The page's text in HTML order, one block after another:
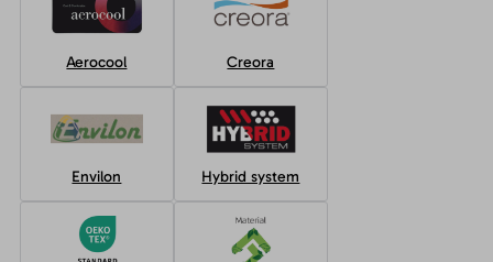
Aerocool Creora
Envilon Hybrid system